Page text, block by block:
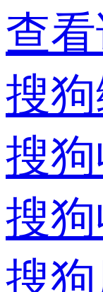
查
搜
搜
搜
搜